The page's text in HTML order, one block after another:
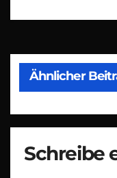
Ähnlicher
Schreibe